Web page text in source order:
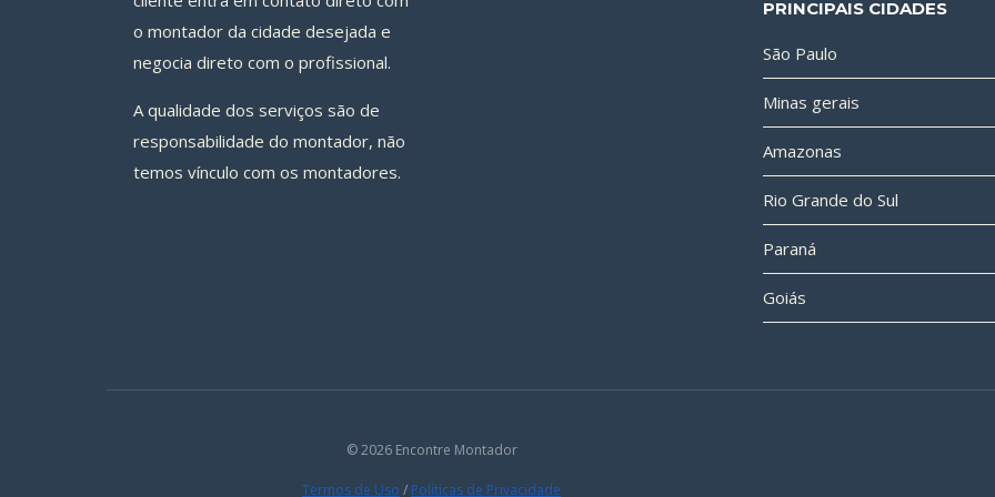
o montador da cidade desejada e
negocia direto com o profissional.
A qualidade dos serviços são de
responsabilidade do montador, não
temos vínculo com os montadores.
PRINCIPAIS CIDADES
São Paulo
Minas gerais
Amazonas
Rio Grande do Sul
Paraná
Goiás
© 2026 Encontre Montador
Termos de Uso / Políticas de Privacidade